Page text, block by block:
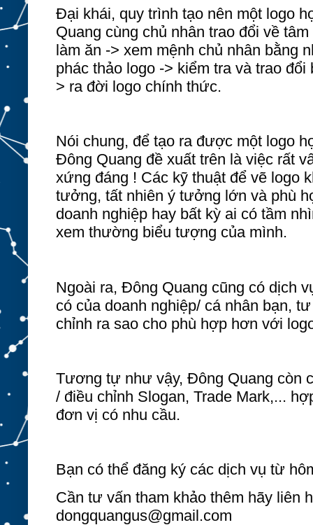
Đại khái, quy trình tạo nên một logo
Quang cùng chủ nhân trao đổi về
làm ăn -> xem mệnh chủ nhân bằng
phác thảo logo -> kiểm tra và trao đổi
> ra đời logo chính thức.
Nói chung, để tạo ra được một logo
Đông Quang đề xuất trên là việc rất
xứng đáng ! Các kỹ thuật để vẽ logo
tưởng, tất nhiên ý tưởng lớn và phù
doanh nghiệp hay bất kỳ ai có tầm
xem thường biểu tượng của mình.
Ngoài ra, Đông Quang cũng có dịch
có của doanh nghiệp/ cá nhân bạn,
chỉnh ra sao cho phù hợp hơn với
Tương tự như vậy, Đông Quang còn
/ điều chỉnh Slogan, Trade Mark,...
đơn vị có nhu cầu.
Bạn có thể đăng ký các dịch vụ từ
Cần tư vấn tham khảo thêm hãy liên
dongquangus@gmail.com